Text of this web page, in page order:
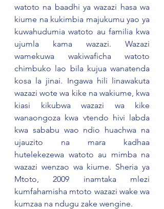
watoto na baadhi ya wazazi hasa wa
kiume na kukimbia majukumu yao ya
kuwahudumia watoto au familia kwa
ujumla kama wazazi. Wazazi
wamekuwa wakiwaficha watoto
chimbuko lao bila kujua wanatenda
kosa la jinai. Ingawa hili linawakuta
wazazi wote wa kike na wakiume, kwa
kiasi kikubwa wazazi wa kike
wanaongoza kwa vtendo hivi labda
kwa sababu wao ndio huachwa na
ujauzito na mara kadhaa
hutelekezewa watoto au mimba na
wazazi wenzao wa kiume. Sheria ya
Mtoto, 2009 inamtaka mlezi
kumfahamisha mtoto wazazi wake wa
kumzaa na ndugu zake wengine.